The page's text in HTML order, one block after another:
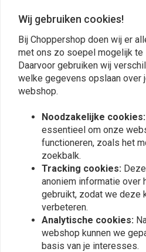
Plaats ook een
Vergelijkbare
Wij gebruiken cookies!
Bij Choppershop doen wij er
met ons zo soepel mogelijk te
Daarvoor gebruiken wij
welke gegevens opslaan over
webshop.
Noodzakelijke cookies:
essentieel om onze
functioneren, zoals het
zoekbalk.
Tracking cookies:
anoniem informatie
gebruikt, zodat we deze
verbeteren.
Analytische cookies:
webshop kunnen we
basis van je interesses.